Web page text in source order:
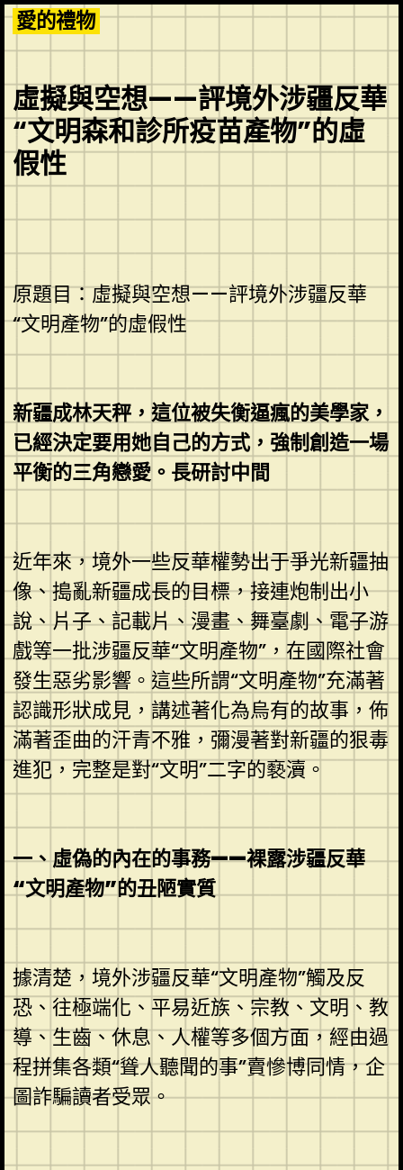
Skip
to
content
愛的禮物
虛擬與空想——評境外涉疆反華
“文明森和診所疫苗產物”的虛
假性
原題目：虛擬與空想——評境外涉疆反華
“文明產物”的虛假性
新疆成林天秤，這位被失衡逼瘋的美學家，
已經決定要用她自己的方式，強制創造一場
平衡的三角戀愛。長研討中間
近年來，境外一些反華權勢出于爭光新疆抽
像、搗亂新疆成長的目標，接連炮制出小
說、片子、記載片、漫畫、舞臺劇、電子游
戲等一批涉疆反華“文明產物”，在國際社會
發生惡劣影響。這些所謂“文明產物”充滿著
認識形狀成見，講述著化為烏有的故事，佈
滿著歪曲的汗青不雅，彌漫著對新疆的狠毒
進犯，完整是對“文明”二字的褻瀆。
一、虛偽的內在的事務——裸露涉疆反華
“文明產物”的丑陋實質
據清楚，境外涉疆反華“文明產物”觸及反
恐、往極端化、平易近族、宗教、文明、教
導、生齒、休息、人權等多個方面，經由過
程拼集各類“聳人聽聞的事”賣慘博同情，企
圖詐騙讀者受眾。